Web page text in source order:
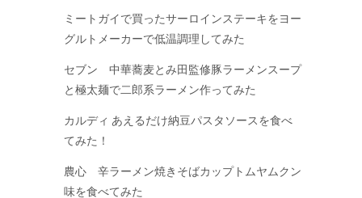
ミートガイで買ったサーロインステーキをヨー
グルトメーカーで低温調理してみた
セブン 中華蕎麦とみ田監修豚ラーメンスープ
と極太麺で二郎系ラーメン作ってみた
カルディ あえるだけ納豆パスタソースを食べ
てみた！
農心 辛ラーメン焼きそばカップトムヤムクン
味を食べてみた